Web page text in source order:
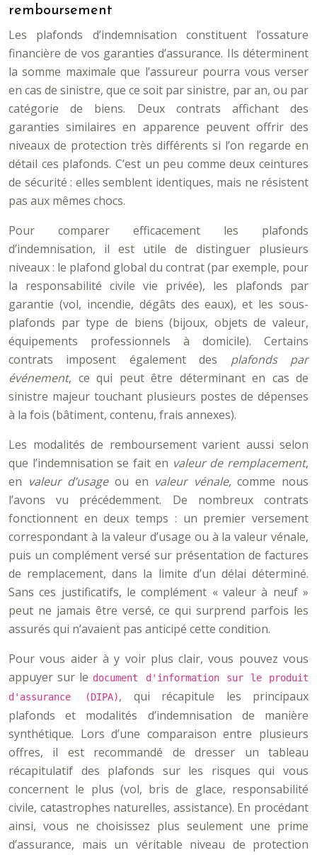
remboursement
Les plafonds d’indemnisation constituent l’ossature
financière de vos garanties d’assurance. Ils déterminent
la somme maximale que l’assureur pourra vous verser
en cas de sinistre, que ce soit par sinistre, par an, ou par
catégorie de biens. Deux contrats affichant des
garanties similaires en apparence peuvent offrir des
niveaux de protection très différents si l’on regarde en
détail ces plafonds. C’est un peu comme deux ceintures
de sécurité : elles semblent identiques, mais ne résistent
pas aux mêmes chocs.
Pour comparer efficacement les plafonds
d’indemnisation, il est utile de distinguer plusieurs
niveaux : le plafond global du contrat (par exemple, pour
la responsabilité civile vie privée), les plafonds par
garantie (vol, incendie, dégâts des eaux), et les sous-
plafonds par type de biens (bijoux, objets de valeur,
équipements professionnels à domicile). Certains
contrats imposent également des plafonds par
événement, ce qui peut être déterminant en cas de
sinistre majeur touchant plusieurs postes de dépenses
à la fois (bâtiment, contenu, frais annexes).
Les modalités de remboursement varient aussi selon
que l’indemnisation se fait en valeur de remplacement,
en valeur d’usageou en valeur vénale, comme nous
l’avons vu précédemment. De nombreux contrats
fonctionnent en deux temps : un premier versement
correspondant à la valeur d’usage ou à la valeur vénale,
puis un complément versé sur présentation de factures
de remplacement, dans la limite d’un délai déterminé.
Sans ces justificatifs, le complément « valeur à neuf »
peut ne jamais être versé, ce qui surprend parfois les
assurés qui n’avaient pas anticipé cette condition.
Pour vous aider à y voir plus clair, vous pouvez vous
appuyer sur le document d'information sur le produit
d'assurance (DIPA), qui récapitule les principaux
plafonds et modalités d’indemnisation de manière
synthétique. Lors d’une comparaison entre plusieurs
offres, il est recommandé de dresser un tableau
récapitulatif des plafonds sur les risques qui vous
concernent le plus (vol, bris de glace, responsabilité
civile, catastrophes naturelles, assistance). En procédant
ainsi, vous ne choisissez plus seulement une prime
d’assurance, mais un véritable niveau de protection